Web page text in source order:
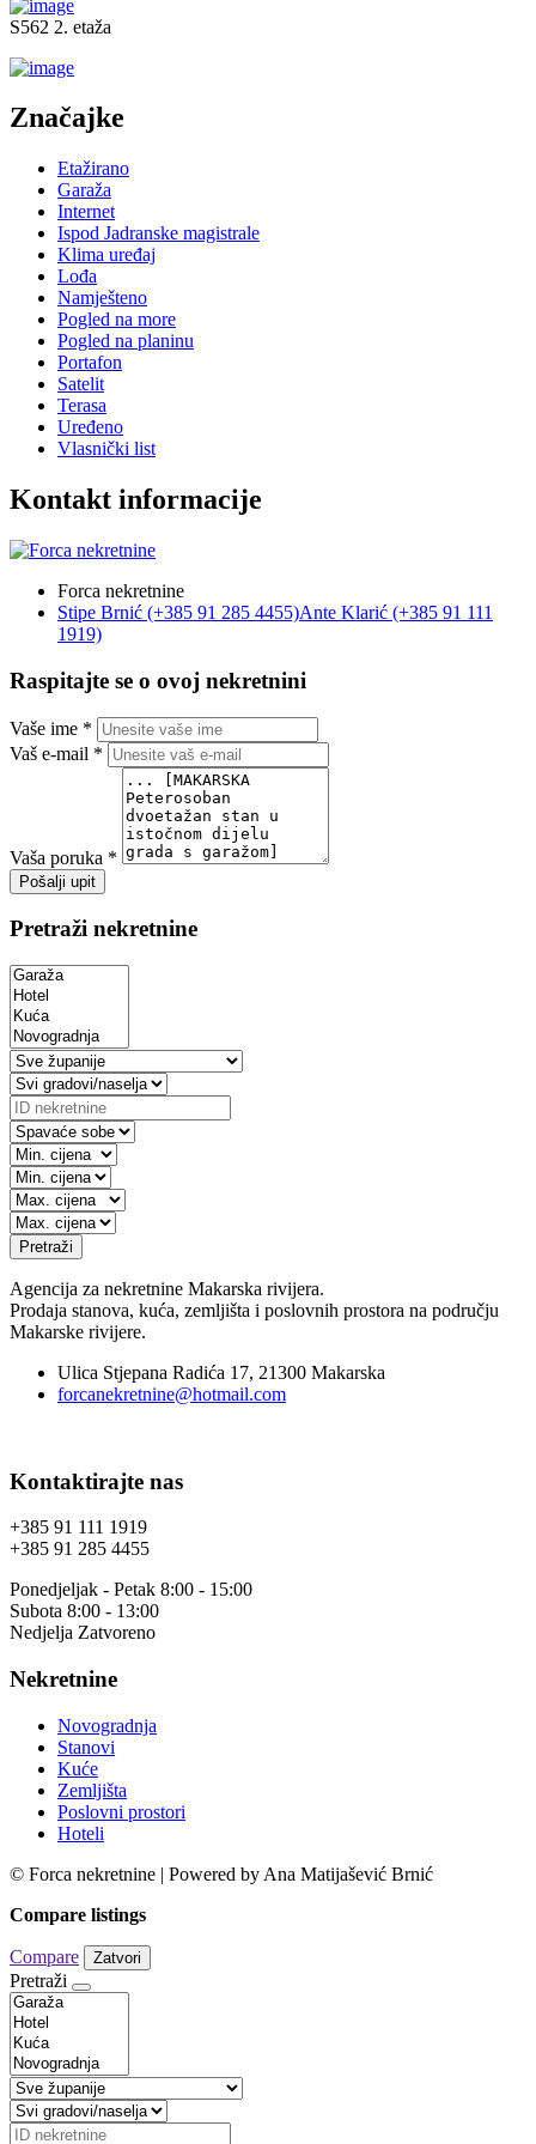
S562 2. etaža
Značajke
Etažirano
Garaža
Internet
Ispod Jadranske magistrale
Klima uređaj
Lođa
Namješteno
Pogled na more
Pogled na planinu
Portafon
Satelit
Terasa
Uređeno
Vlasnički list
Kontakt informacije
Forca nekretnine
Stipe Brnić (+385 91 285 4455)Ante Klarić (+385 91 111
1919)
Raspitajte se o ovoj nekretnini
Vaše ime *
Vaš e-mail *
Vaša poruka *
Pošalji upit
Pretraži nekretnine
Pretraži
Agencija za nekretnine Makarska rivijera.
Prodaja stanova, kuća, zemljišta i poslovnih prostora na području
Makarske rivijere.
Ulica Stjepana Radića 17, 21300 Makarska
forcanekretnine@hotmail.com
Kontaktirajte nas
+385 91 111 1919
+385 91 285 4455
Ponedjeljak - Petak 8:00 - 15:00
Subota 8:00 - 13:00
Nedjelja Zatvoreno
Nekretnine
Novogradnja
Stanovi
Kuće
Zemljišta
Poslovni prostori
Hoteli
© Forca nekretnine | Powered by Ana Matijašević Brnić
Compare listings
Compare Zatvori
Pretraži